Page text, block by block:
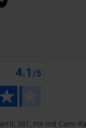
381, Pol Ind Cami